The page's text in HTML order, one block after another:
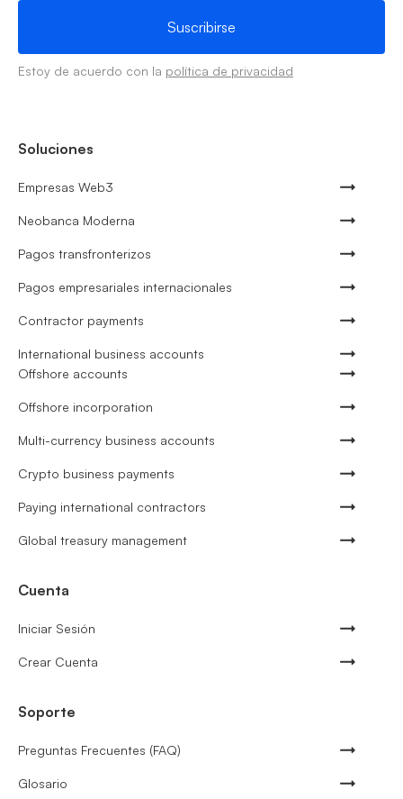
Estoy de acuerdo con la política de privacidad
Soluciones
Empresas Web3
Neobanca Moderna
Pagos transfronterizos
Pagos empresariales internacionales
Contractor payments
International business accounts
Offshore accounts
Offshore incorporation
Multi-currency business accounts
Crypto business payments
Paying international contractors
Global treasury management
Cuenta
Iniciar Sesión
Crear Cuenta
Soporte
Preguntas Frecuentes (FAQ)
Glosario